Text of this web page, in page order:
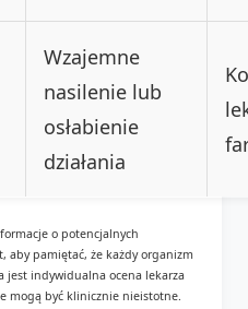
Wzajemne
nasilenie lub
osłabienie
działania
o potencjalnych
aby pamiętać, że każdy organizm
jest indywidualna ocena lekarza
mogą być klinicznie nieistotne.